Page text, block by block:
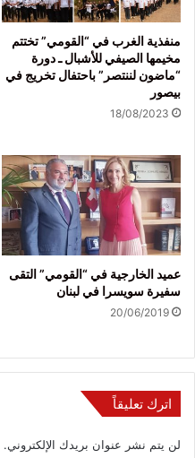
منفذية الغرب في “القومي” تختتم
مخيمها الصيفي للأشبال ـ دورة
“ماضون لننتصر” باحتفال تخريج في
بيصور
18/08/2023
عميد الخارجية في “القومي” التقى
سفيرة سويسرا في لبنان
20/06/2019
اترك تعليقاً
لن يتم نشر عنوان بريدك الإلكتروني.